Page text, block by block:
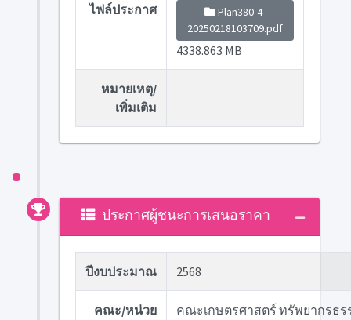
ไฟล์ประกาศ
Plan380-4-
20250218103709.pdf
4338.863 MB
หมายเหตุ/
เพิ่มเติม
ประกาศผู้ชนะการเสนอราคา
ปีงบประมาณ 2568
คณะ/หน่วย
คณะเกษตรศาสตร์ ทรัพยากรธ